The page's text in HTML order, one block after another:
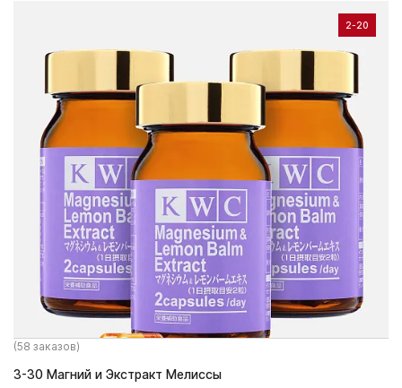
2-20
(58 заказов)
3-30 Магний и Экстракт Мелиссы